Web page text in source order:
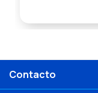
Contacto